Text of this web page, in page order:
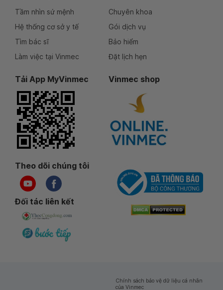
Tầm nhìn sứ mệnh
Hệ thống cơ sở y tế
Tìm bác sĩ
Làm việc tại Vinmec
Chuyên khoa
Gói dịch vụ
Bảo hiểm
Đặt lịch hẹn
Tải App MyVinmec Vinmec shop
Theo dõi chúng tôi
Đối tác liên kết
Chính sách bảo vệ dữ liệu cá nhân
của Vinmec